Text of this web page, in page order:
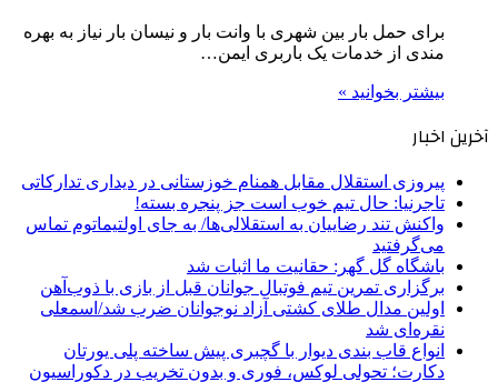
برای حمل بار بین شهری با وانت بار و نیسان بار نیاز به بهره
مندی از خدمات یک باربری ایمن…
بیشتر بخوانید »
آخرین اخبار
پیروزی استقلال مقابل همنام خوزستانی در دیداری تدارکاتی
تاجرنیا: حال تیم خوب است جز پنجره بسته!
واکنش تند رضاییان به استقلالی‌ها/ به جای اولتیماتوم تماس
می‌گرفتید
باشگاه گل گهر: حقانیت ما اثبات شد
برگزاری تمرین تیم فوتبال جوانان قبل از بازی با ذوب‌آهن
اولین مدال طلای کشتی آزاد نوجوانان ضرب شد/اسمعلی
نقره‌ای شد
انواع قاب بندی دیوار با گچبری پیش ساخته پلی یورتان
دکارت؛ تحولی لوکس، فوری و بدون تخریب در دکوراسیون